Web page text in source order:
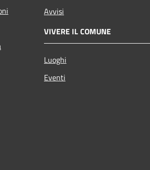
Avvisi
VIVERE IL COMUNE
Luoghi
Eventi